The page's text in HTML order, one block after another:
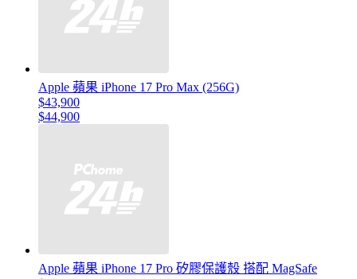
Apple 蘋果 iPhone 17 Pro Max (256G)
$43,900
$44,900
Apple 蘋果 iPhone 17 Pro 矽膠保護殼 搭配 MagSafe